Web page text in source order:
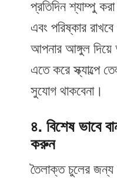
প্রতিদিন শ্যাম্পু
এবং পরিষ্কার
আপনার আঙ্গুল দিয়ে
এতে করে স্ক্যাল্পে
সুযোগ থাকবেনা।
৪. বিশেষ ভাবে
করুন
তৈলাক্ত চুলের জন্য